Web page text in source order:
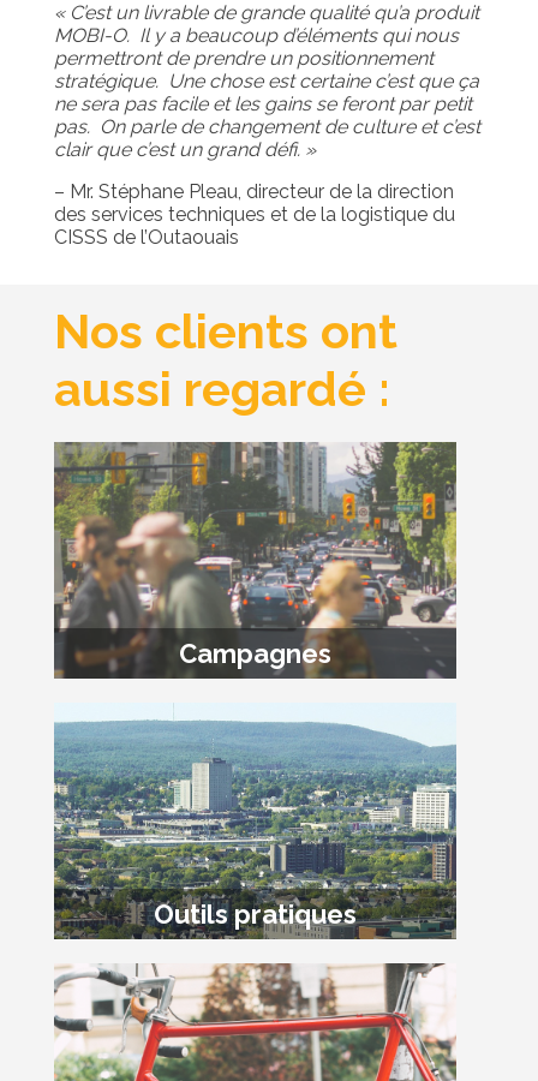
« C’est un livrable de grande qualité qu’a produit
MOBI-O. Il y a beaucoup d’éléments qui nous
permettront de prendre un positionnement
stratégique. Une chose est certaine c’est que ça
ne sera pas facile et les gains se feront par petit
pas. On parle de changement de culture et c’est
clair que c’est un grand défi. »
– Mr. Stéphane Pleau, directeur de la direction
des services techniques et de la logistique du
CISSS de l’Outaouais
Nos clients ont
aussi regardé :
Campagnes
Outils pratiques